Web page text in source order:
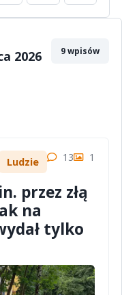
2026 9 wpisów
Ludzie 13 1
przez złą
na
tylko